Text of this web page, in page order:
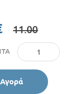
11.00
Αγορά